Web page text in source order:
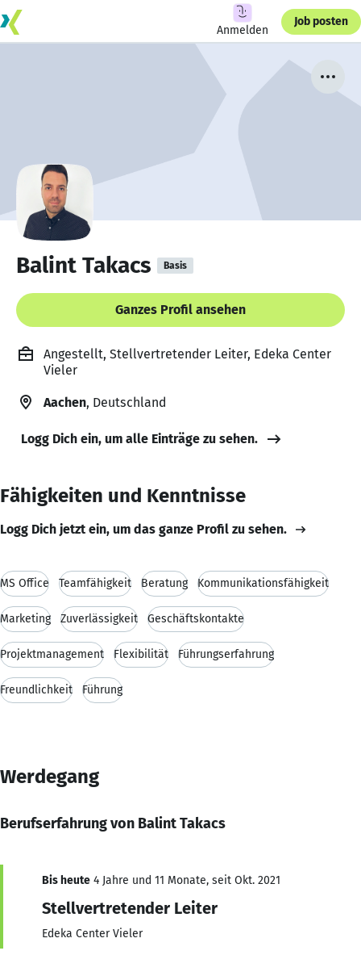
Anmelden
Job posten
Balint Takacs Basis
Ganzes Profil ansehen
Angestellt, Stellvertretender Leiter, Edeka Center
Vieler
Aachen, Deutschland
Logg Dich ein, um alle Einträge zu sehen.
Fähigkeiten und Kenntnisse
Logg Dich jetzt ein, um das ganze Profil zu sehen.
MS Office Teamfähigkeit Beratung Kommunikationsfähigkeit
Marketing Zuverlässigkeit Geschäftskontakte
Projektmanagement Flexibilität Führungserfahrung
Freundlichkeit Führung
Werdegang
Berufserfahrung von Balint Takacs
Bis heute 4 Jahre und 11 Monate, seit Okt. 2021
Stellvertretender Leiter
Edeka Center Vieler